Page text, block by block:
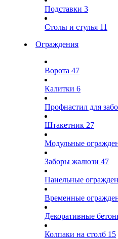
Подставки 3
Столы и стулья 11
Ограждения
Ворота 47
Калитки 6
Профнастил для
Штакетник 27
Модульные
Заборы жалюзи 47
Панельные
Временные
Декоративные
Колпаки на столб 15